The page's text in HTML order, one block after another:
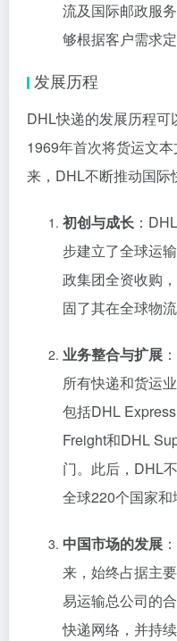
流及国际邮政服
够根据客户需求定
发展历程
DHL快递的发展历程可
1969年首次将货运文
来，DHL不断推动国际
初创与成长 ：
步建立了全球运
政集团全资收购
固了其在全球物
业务整合与扩展
所有快递和货运
包括DHL
Freight和DHL
门。此后，DHL
全球220个国家和
中国市场的发展
来，始终占据主
易运输总公司的
快递网络，并持